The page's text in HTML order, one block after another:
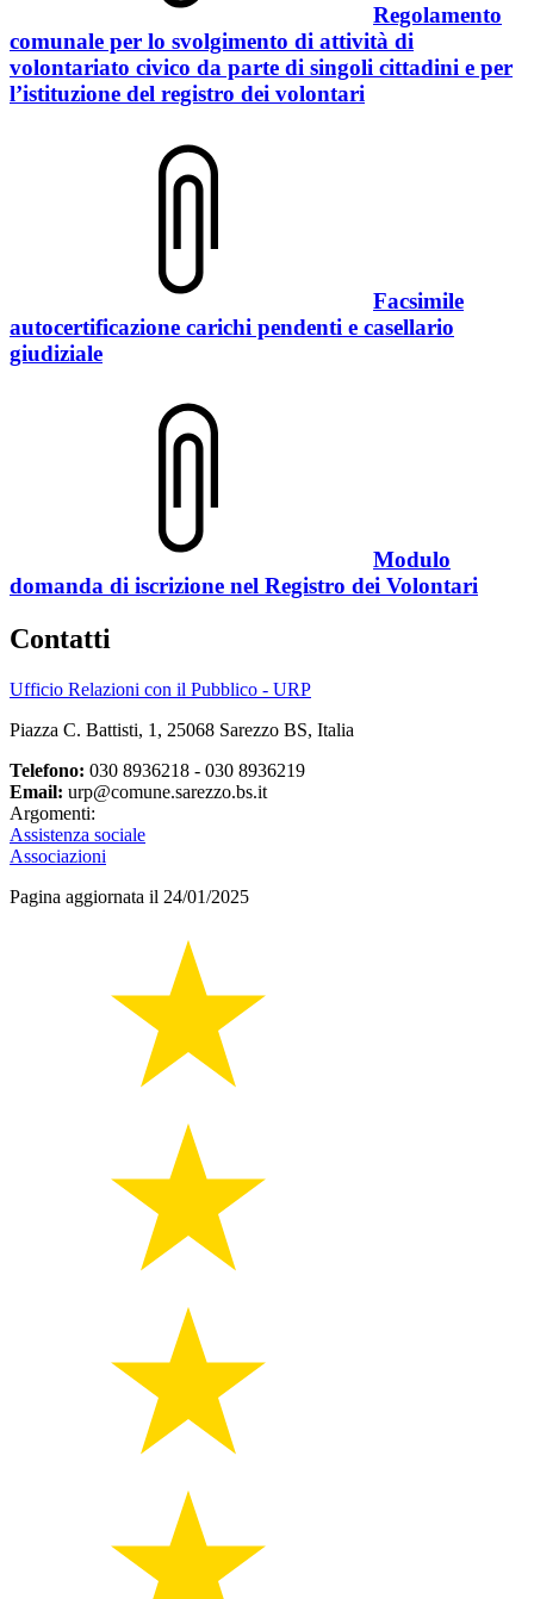
Regolamento
comunale per lo svolgimento di attività di
volontariato civico da parte di singoli cittadini e per
l’istituzione del registro dei volontari
Facsimile
autocertificazione carichi pendenti e casellario
giudiziale
Modulo
domanda di iscrizione nel Registro dei Volontari
Contatti
Ufficio Relazioni con il Pubblico - URP
Piazza C. Battisti, 1, 25068 Sarezzo BS, Italia
Telefono: 030 8936218 - 030 8936219
Email: urp@comune.sarezzo.bs.it
Argomenti:
Assistenza sociale
Associazioni
Pagina aggiornata il 24/01/2025